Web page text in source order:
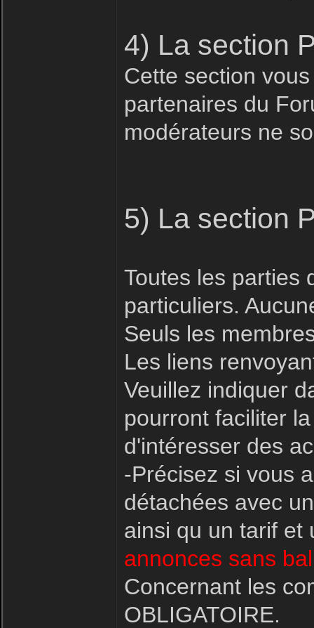
4) La section
Cette section
partenaires du
modérateurs ne
5) La section
Toutes les parties
particuliers.
Seuls les
Les liens
Veuillez indiquer
pourront faciliter
d'intéresser des
-Précisez si vous
détachées avec
ainsi qu un tarif
annonces sans
Concernant les
OBLIGATOIRE.